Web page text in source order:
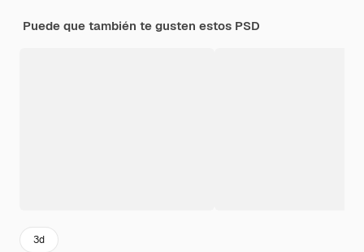
Puede que también te gusten estos PSD
3d